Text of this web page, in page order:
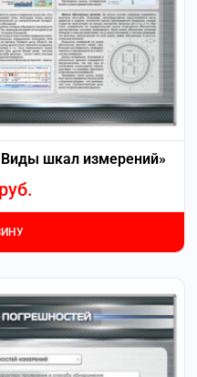
шкал измерений»
руб.